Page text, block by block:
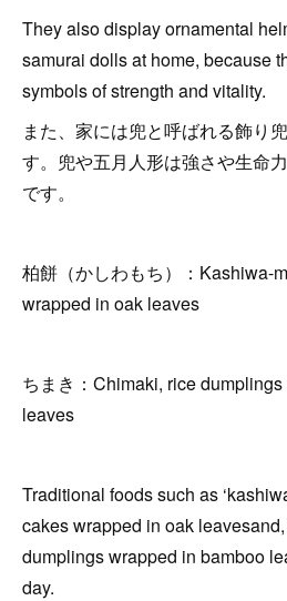
They also display ornamental
samurai dolls at home, because
symbols of strength and vitality.
また、家には兜と呼ばれる飾り
す。兜や五月人形は強さや生命
です。
柏餅（かしわもち）：Kashiwa-
wrapped in oak leaves
ちまき：Chimaki, rice
leaves
Traditional foods such as
cakes wrapped in oak leavesand,
dumplings wrapped in bamboo
day.